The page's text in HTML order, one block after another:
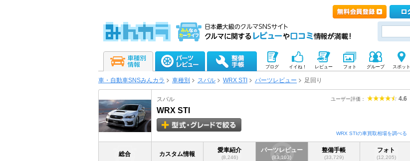
ブログ イイね！ レビュー フォト グループ スポット
車・自動車SNSみんカラ 車種別 スバル WRX STI パーツレビュー 足回り
ユーザー評価： 4.6
スバル
WRX STI
WRX STIの車買取相場を調べる
総合 カスタム情報
愛車紹介
(8,246)
パーツレビュー
(83,103)
整備手帳
(33,729)
フォト
(12,205)